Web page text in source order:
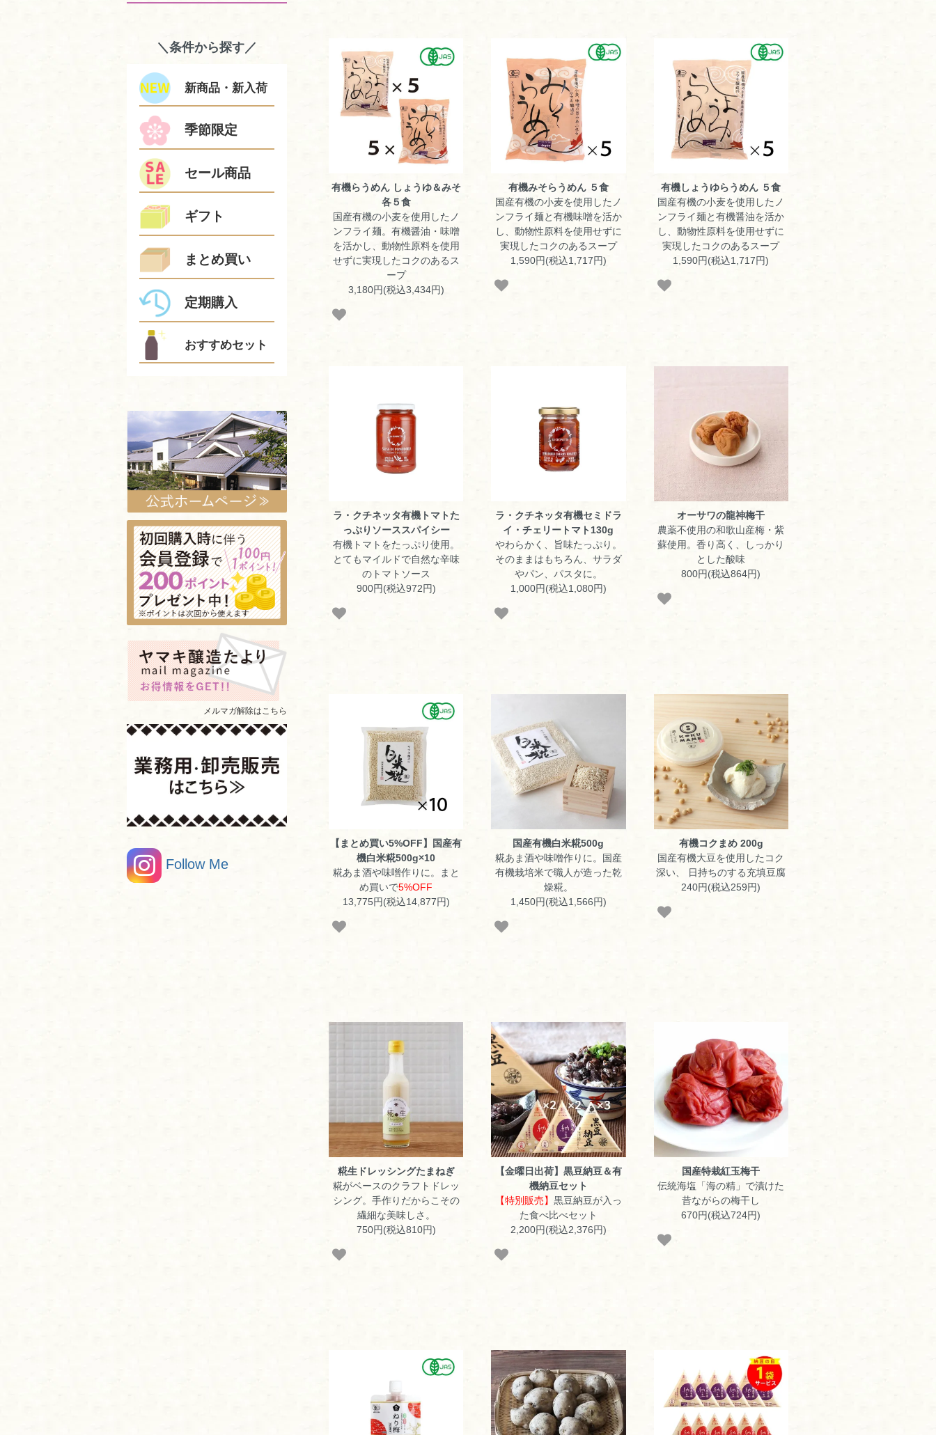
有機らうめん しょうゆ＆みそ
各５食
国産有機の小麦を使用したノ
ンフライ麺。有機醤油・味噌
を活かし、動物性原料を使用
せずに実現したコクのあるス
ープ
3,180円(税込3,434円)
有機みそらうめん ５食
国産有機の小麦を使用したノ
ンフライ麺と有機味噌を活か
し、動物性原料を使用せずに
実現したコクのあるスープ
1,590円(税込1,717円)
有機しょうゆらうめん ５食
国産有機の小麦を使用したノ
ンフライ麺と有機醤油を活か
し、動物性原料を使用せずに
実現したコクのあるスープ
1,590円(税込1,717円)
ラ・クチネッタ有機トマトた
っぷりソーススパイシー
有機トマトをたっぷり使用。
とてもマイルドで自然な辛味
のトマトソース
900円(税込972円)
ラ・クチネッタ有機セミドラ
イ・チェリートマト130g
やわらかく、旨味たっぷり。
そのままはもちろん、サラダ
やパン、パスタに。
1,000円(税込1,080円)
オーサワの龍神梅干
農薬不使用の和歌山産梅・紫
蘇使用。香り高く、しっかり
とした酸味
800円(税込864円)
【まとめ買い5%OFF】国産有
機白米糀500g×10
糀あま酒や味噌作りに。まと
め買いで5%OFF
13,775円(税込14,877円)
国産有機白米糀500g
糀あま酒や味噌作りに。国産
有機栽培米で職人が造った乾
燥糀。
1,450円(税込1,566円)
有機コクまめ 200g
国産有機大豆を使用したコク
深い、 日持ちのする充填豆腐
240円(税込259円)
糀生ドレッシングたまねぎ
糀がベースのクラフトドレッ
シング。手作りだからこその
繊細な美味しさ。
750円(税込810円)
【金曜日出荷】黒豆納豆＆有
機納豆セット
【特別販売】 黒豆納豆が入っ
た食べ比べセット
2,200円(税込2,376円)
国産特栽紅玉梅干
伝統海塩「海の精」で漬けた
昔ながらの梅干し
670円(税込724円)
＼条件から探す／
新商品・新入荷
季節限定
セール商品
ギフト
まとめ買い
定期購入
おすすめセット
メルマガ解除はこちら
Follow Me